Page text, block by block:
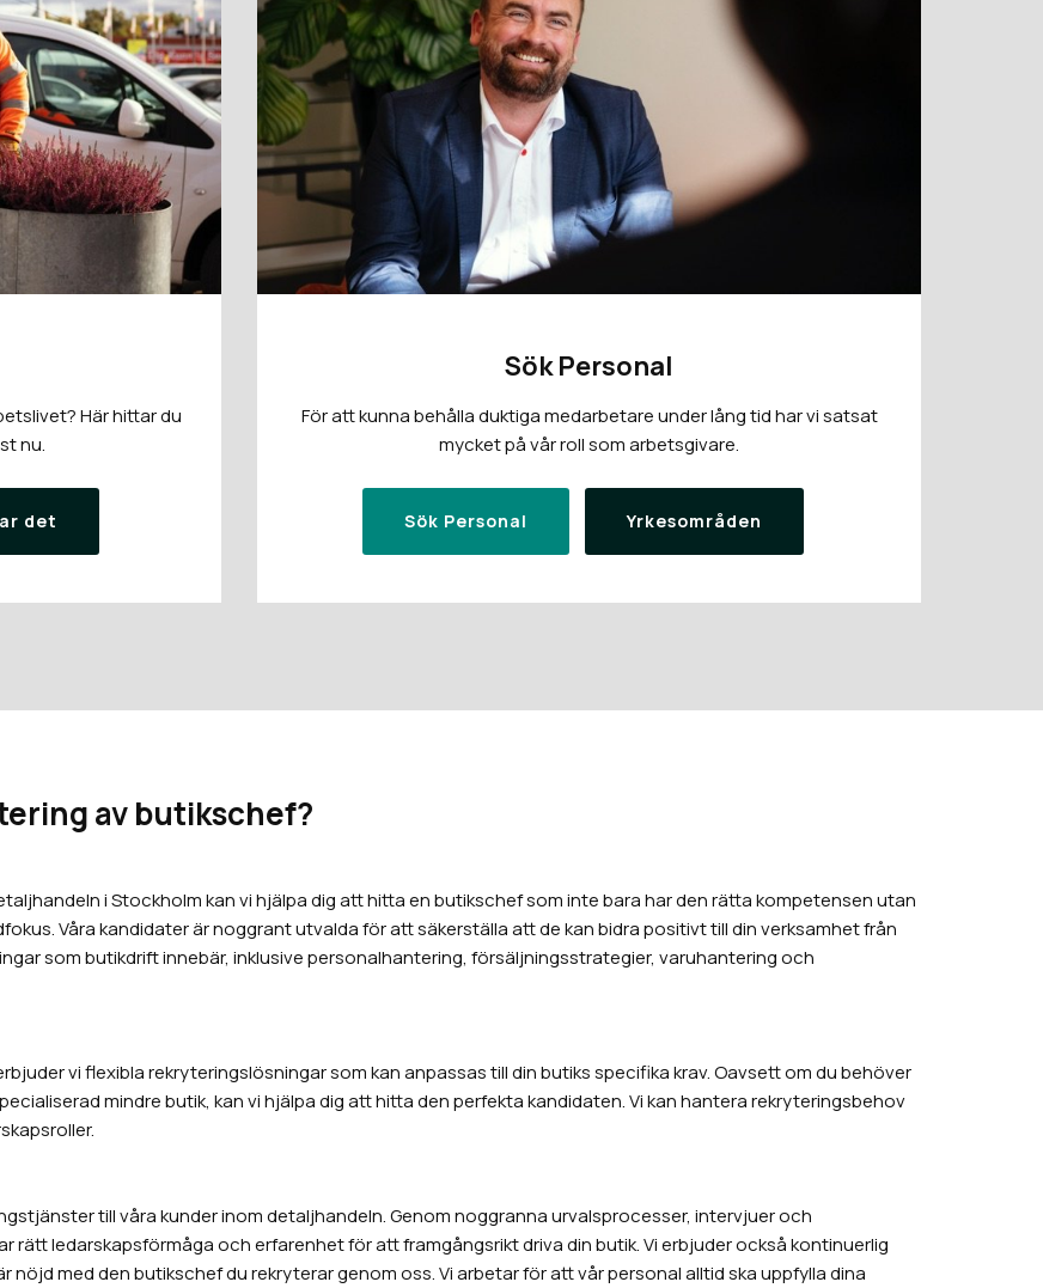
Här hittar du
nu.
det
Sök Personal
För att kunna behålla duktiga medarbetare under lång tid har vi satsat
mycket på vår roll som arbetsgivare.
Sök Personal Yrkesområden
av butikschef?
i Stockholm kan vi hjälpa dig att hitta en butikschef som inte bara har den rätta kompetensen utan
Våra kandidater är noggrant utvalda för att säkerställa att de kan bidra positivt till din verksamhet från
som butikdrift innebär, inklusive personalhantering, försäljningsstrategier, varuhantering och
vi flexibla rekryteringslösningar som kan anpassas till din butiks specifika krav. Oavsett om du behöver
mindre butik, kan vi hjälpa dig att hitta den perfekta kandidaten. Vi kan hantera rekryteringsbehov
till våra kunder inom detaljhandeln. Genom noggranna urvalsprocesser, intervjuer och
rätt ledarskapsförmåga och erfarenhet för att framgångsrikt driva din butik. Vi erbjuder också kontinuerlig
med den butikschef du rekryterar genom oss. Vi arbetar för att vår personal alltid ska uppfylla dina